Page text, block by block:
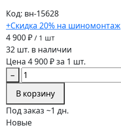
Код: вн-15628
+Скидка 20% на шиномонтаж
4 900 ₽ / 1 шт
32 шт. в наличии
Цена 4 900 ₽ за 1 шт.
−
В корзину
Под заказ ~1 дн.
Новые